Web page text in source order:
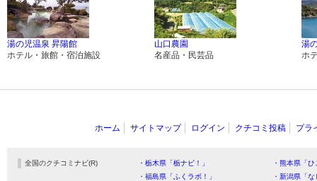
湯の児温泉 昇陽館
ホテル・旅館・宿泊施設
山口農園
名産品・民芸品
湯
ホ
ホーム サイトマップ ログイン クチコミ投稿 プラ
全国のクチコミナビ(R) ・栃木県「栃ナビ！」
・熊本県「
・福島県「ふくラボ！」
・新潟県「